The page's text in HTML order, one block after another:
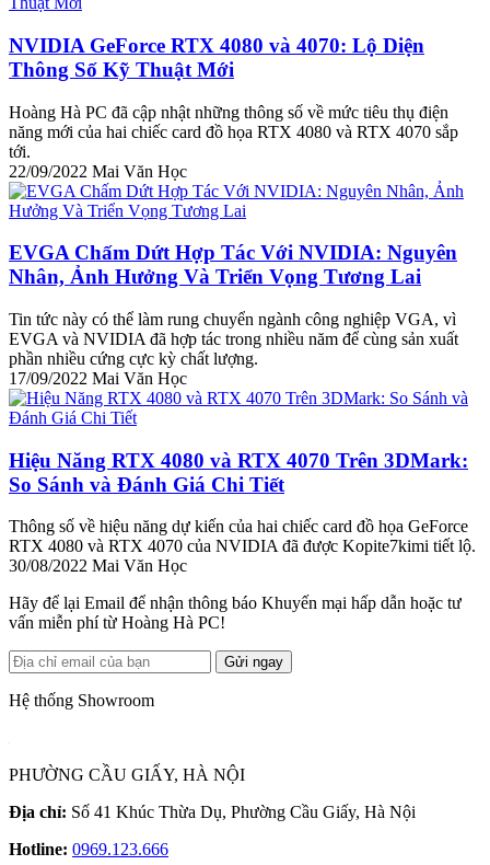
NVIDIA GeForce RTX 4080 và 4070: Lộ Diện
Thông Số Kỹ Thuật Mới
Hoàng Hà PC đã cập nhật những thông số về mức tiêu thụ điện
năng mới của hai chiếc card đồ họa RTX 4080 và RTX 4070 sắp
tới.
22/09/2022 Mai Văn Học
EVGA Chấm Dứt Hợp Tác Với NVIDIA: Nguyên
Nhân, Ảnh Hưởng Và Triển Vọng Tương Lai
Tin tức này có thể làm rung chuyển ngành công nghiệp VGA, vì
EVGA và NVIDIA đã hợp tác trong nhiều năm để cùng sản xuất
phần nhiều cứng cực kỳ chất lượng.
17/09/2022 Mai Văn Học
Hiệu Năng RTX 4080 và RTX 4070 Trên 3DMark:
So Sánh và Đánh Giá Chi Tiết
Thông số về hiệu năng dự kiến ​​của hai chiếc card đồ họa GeForce
RTX 4080 và RTX 4070 của NVIDIA đã được Kopite7kimi tiết lộ.
30/08/2022 Mai Văn Học
Hãy để lại Email để nhận thông báo Khuyến mại hấp dẫn hoặc tư
vấn miễn phí từ Hoàng Hà PC!
Gửi ngay
Hệ thống Showroom
PHƯỜNG CẦU GIẤY, HÀ NỘI
Địa chỉ: Số 41 Khúc Thừa Dụ, Phường Cầu Giấy, Hà Nội
Hotline: 0969.123.666